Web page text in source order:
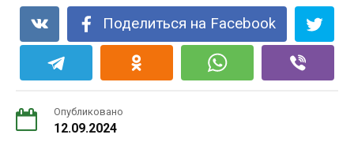
Поделиться на Facebook
Опубликовано
12.09.2024